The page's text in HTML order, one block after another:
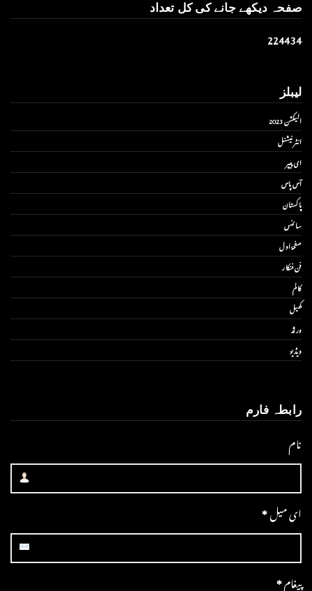
صفحہ دیکھے جانے کی کل تعداد
224434
لیبلز
الیکشن 2023
انٹر نیشنل
ای پیپر
آس پاس
پاکستان
سائنس
صفحۂ اول
فن فنکار
کالم
کھیل
ورلڈ
ویڈیو
رابطہ فارم
نام
ای میل*
پیغام*